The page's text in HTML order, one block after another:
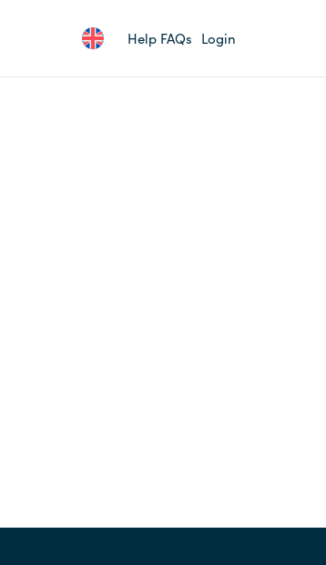
Help FAQs Login